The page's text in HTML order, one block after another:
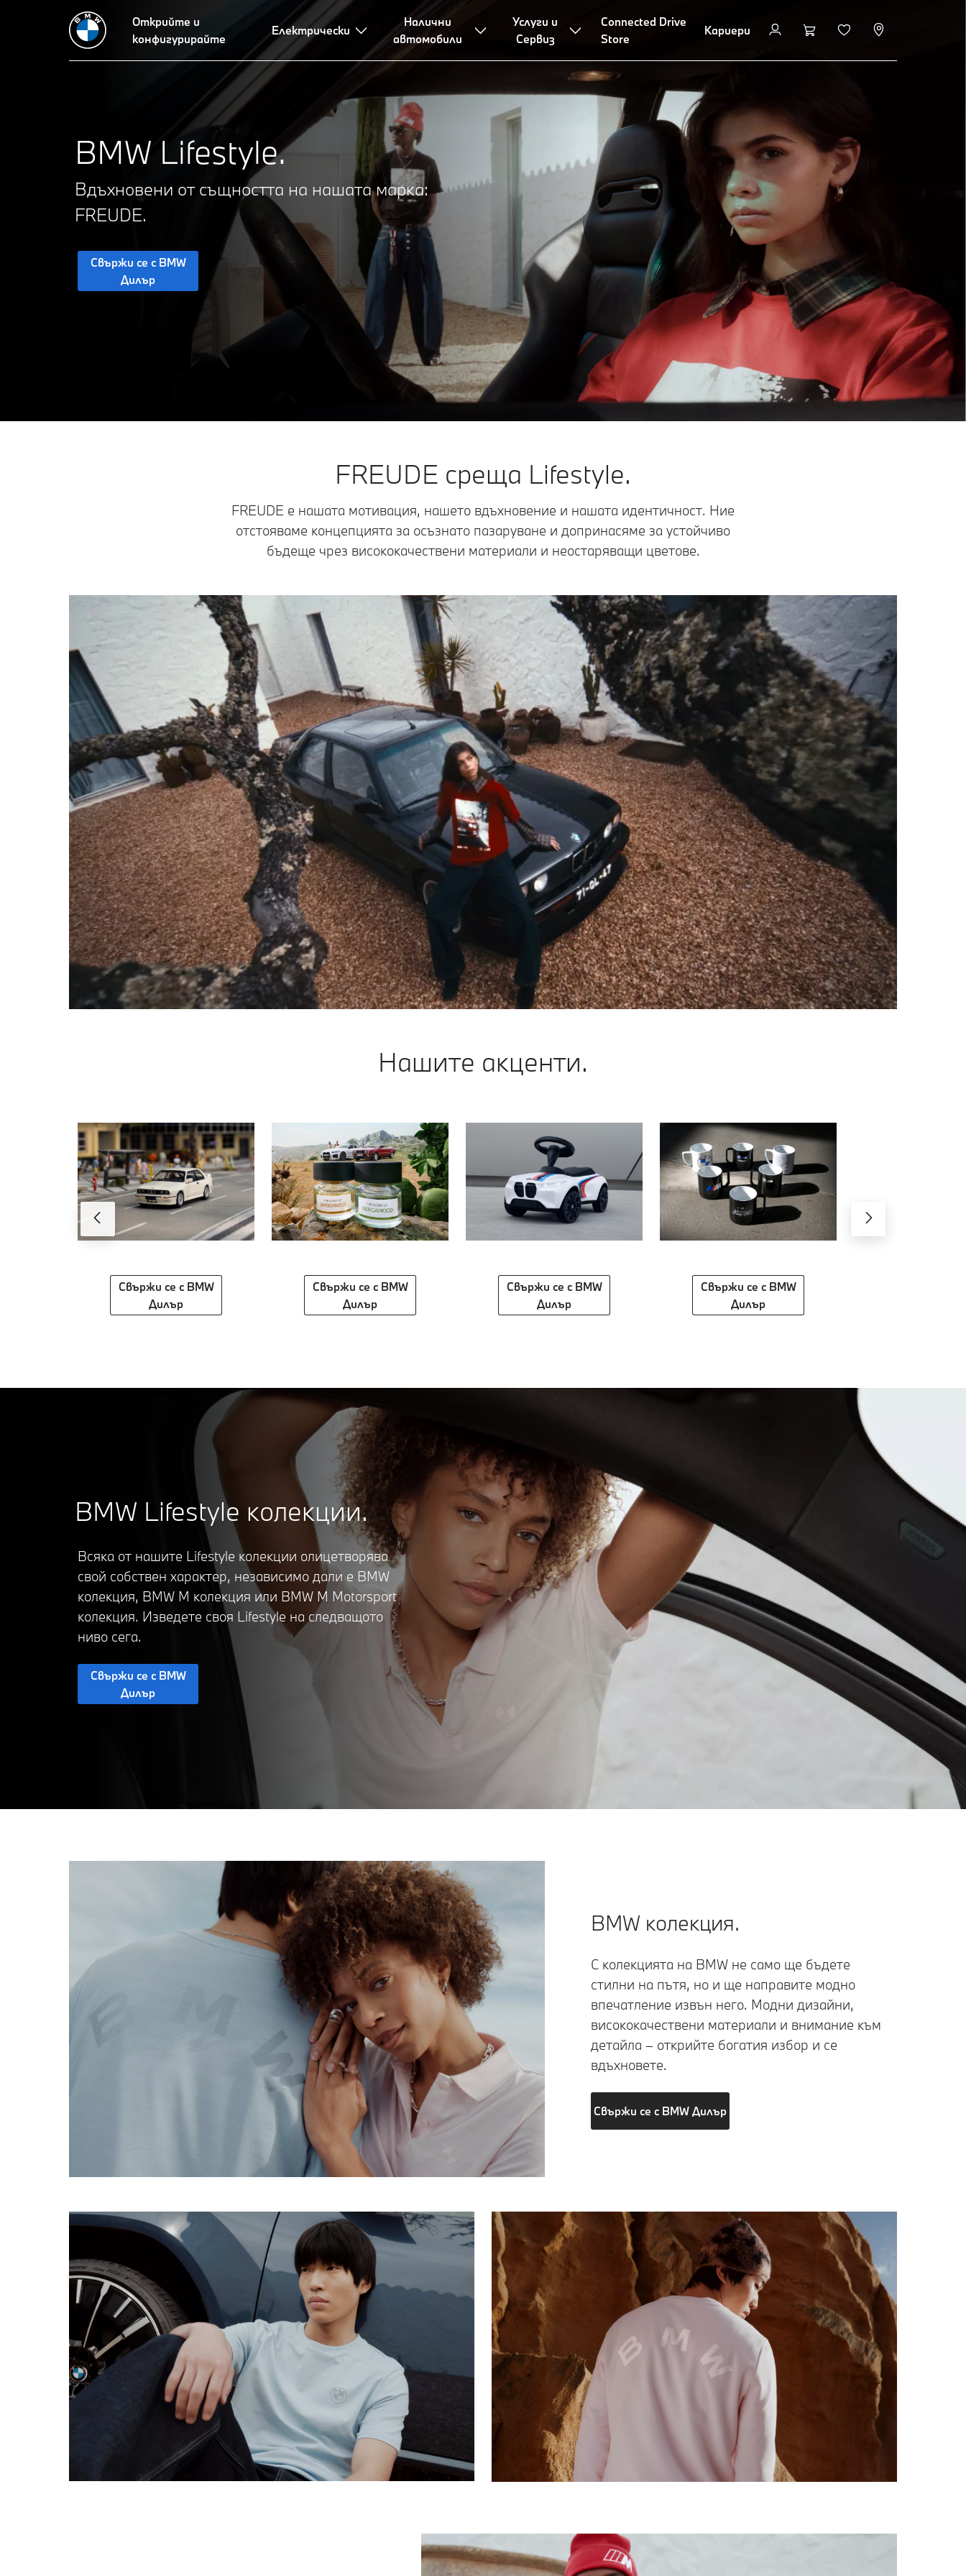
Открийте и
конфигурирайте
Електрически
Налични
автомобили
Услуги и
Сервиз
Connected Drive
Store
Кариери
BMW Lifestyle.
Вдъхновени от същността на нашата марка:
FREUDE.
Свържи се с BMW
Дилър
BMW Lifestyle колекции BMW Golf Collection BMW миниатюри BMW аксесоари BMW играчки и деца Свържи се с BMW Дилър
FREUDE среща Lifestyle.
FREUDE е нашата мотивация, нашето вдъхновение и нашата идентичност. Ние
отстояваме концепцията за осъзнато пазаруване и допринасяме за устойчиво
бъдеще чрез висококачествени материали и неостаряващи цветове.
Нашите акценти.
Свържи се с BMW
Дилър
Свържи се с BMW
Дилър
Свържи се с BMW
Дилър
Свържи се с BMW
Дилър
BMW Lifestyle колекции.
Всяка от нашите Lifestyle колекции олицетворява
свой собствен характер, независимо дали е BMW
колекция, BMW M колекция или BMW M Motorsport
колекция. Изведете своя Lifestyle на следващото
ниво сега.
Свържи се с BMW
Дилър
BMW колекция.
С колекцията на BMW не само ще бъдете
стилни на пътя, но и ще направите модно
впечатление извън него. Модни дизайни,
висококачествени материали и внимание към
детайла – открийте богатия избор и се
вдъхновете.
Свържи се с BMW Дилър